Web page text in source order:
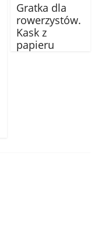
Gratka dla
rowerzystów.
Kask z
papieru